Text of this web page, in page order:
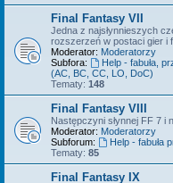
Final Fantasy VII
Jedna z najsłynnieszych
rozszerzeń w postaci gier i
Moderator: Moderatorzy
Subfora:
Help - fabuła,
(AC, BC, CC, LO, DoC)
Tematy: 148
Final Fantasy VIII
Następczyni słynnej FF 7 i
Moderator: Moderatorzy
Subforum:
Help - fabuła
Tematy: 85
Final Fantasy IX